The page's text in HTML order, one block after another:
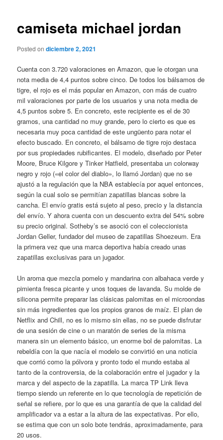
camiseta michael jordan
Posted ondiciembre 2, 2021
Cuenta con 3.720 valoraciones en Amazon, que le otorgan una
nota media de 4,4 puntos sobre cinco. De todos los bálsamos de
tigre, el rojo es el más popular en Amazon, con más de cuatro
mil valoraciones por parte de los usuarios y una nota media de
4,5 puntos sobre 5. En concreto, este recipiente es el de 30
gramos, una cantidad no muy grande, pero lo cierto es que es
necesaria muy poca cantidad de este ungüento para notar el
efecto buscado. En concreto, el bálsamo de tigre rojo destaca
por sus propiedades rubificantes. El modelo, diseñado por Peter
Moore, Bruce Kilgore y Tinker Hatfield, presentaba un colorway
negro y rojo («el color del diablo», lo llamó Jordan) que no se
ajustó a la regulación que la NBA establecía por aquel entonces,
según la cual solo se permitían zapatillas blancas sobre la
cancha. El envío gratis está sujeto al peso, precio y la distancia
del envío. Y ahora cuenta con un descuento extra del 54% sobre
su precio original. Sotheby’s se asoció con el coleccionista
Jordan Geller, fundador del museo de zapatillas Shoezeum. Era
la primera vez que una marca deportiva había creado unas
zapatillas exclusivas para un jugador.
Un aroma que mezcla pomelo y mandarina con albahaca verde y
pimienta fresca picante y unos toques de lavanda. Su molde de
silicona permite preparar las clásicas palomitas en el microondas
sin más ingredientes que los propios granos de maíz. El plan de
Netflix and Chill, no es lo mismo sin ellas, no se puede disfrutar
de una sesión de cine o un maratón de series de la misma
manera sin un elemento básico, un enorme bol de palomitas. La
rebeldía con la que nacía el modelo se convirtió en una noticia
que corrió como la pólvora y pronto todo el mundo estaba al
tanto de la controversia, de la colaboración entre el jugador y la
marca y del aspecto de la zapatilla. La marca TP Link lleva
tiempo siendo un referente en lo que tecnología de repetición de
señal se refiere, por lo que es una garantía de que la calidad del
amplificador va a estar a la altura de las expectativas. Por ello,
se estima que con un solo bote tendrás, aproximadamente, para
20 usos.